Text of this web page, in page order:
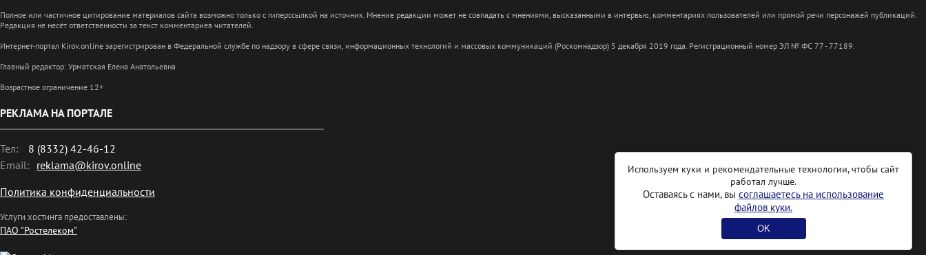
Полное или частичное цитирование материалов сайта возможно только с гиперссылкой на источник. Мнение редакции может не совпадать с мнениями, высказанными в интервью, комментариях пользователей или прямой речи персонажей публикаций.
Редакция не несёт ответственности за текст комментариев читателей.
Интернет-портал Kirov.online зарегистрирован в Федеральной службе по надзору в сфере связи, информационных технологий и массовых коммуникаций (Роскомнадзор) 5 декабря 2019 года. Регистрационный номер ЭЛ № ФС 77 - 77189.
Главный редактор: Урматская Елена Анатольевна
Возрастное ограничение 12+
РЕКЛАМА НА ПОРТАЛЕ
Тел:
8 (8332) 42-46-12
Email: reklama@kirov.online
Политика конфиденциальности
Услуги хостинга предоставлены:
ПАО "Ростелеком"
Используем куки и рекомендательные технологии, чтобы сайт
работал лучше.
Оставаясь с нами, вы соглашаетесь на использование
файлов куки.
OK